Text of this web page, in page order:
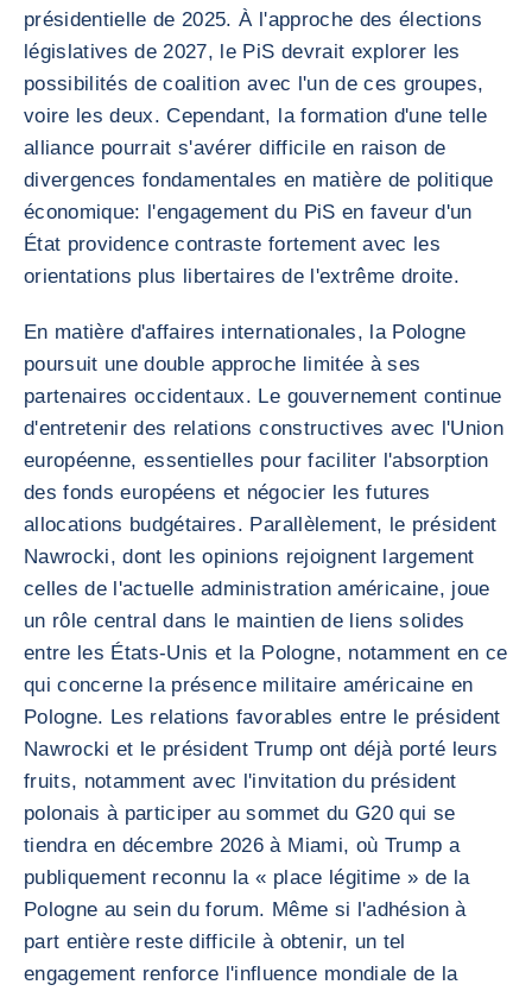
présidentielle de 2025. À l'approche des élections
législatives de 2027, le PiS devrait explorer les
possibilités de coalition avec l'un de ces groupes,
voire les deux. Cependant, la formation d'une telle
alliance pourrait s'avérer difficile en raison de
divergences fondamentales en matière de politique
économique: l'engagement du PiS en faveur d'un
État providence contraste fortement avec les
orientations plus libertaires de l'extrême droite.
En matière d'affaires internationales, la Pologne
poursuit une double approche limitée à ses
partenaires occidentaux. Le gouvernement continue
d'entretenir des relations constructives avec l'Union
européenne, essentielles pour faciliter l'absorption
des fonds européens et négocier les futures
allocations budgétaires. Parallèlement, le président
Nawrocki, dont les opinions rejoignent largement
celles de l'actuelle administration américaine, joue
un rôle central dans le maintien de liens solides
entre les États-Unis et la Pologne, notamment en ce
qui concerne la présence militaire américaine en
Pologne. Les relations favorables entre le président
Nawrocki et le président Trump ont déjà porté leurs
fruits, notamment avec l'invitation du président
polonais à participer au sommet du G20 qui se
tiendra en décembre 2026 à Miami, où Trump a
publiquement reconnu la « place légitime » de la
Pologne au sein du forum. Même si l'adhésion à
part entière reste difficile à obtenir, un tel
engagement renforce l'influence mondiale de la